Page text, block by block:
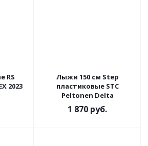
RS
2023
Лыжи 150 см Step
пластиковые STC
Peltonen Delta
1 870 руб.